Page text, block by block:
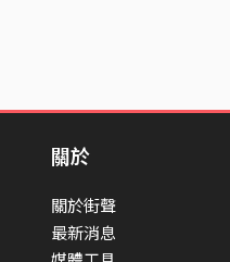
關於
關於街聲
最新消息